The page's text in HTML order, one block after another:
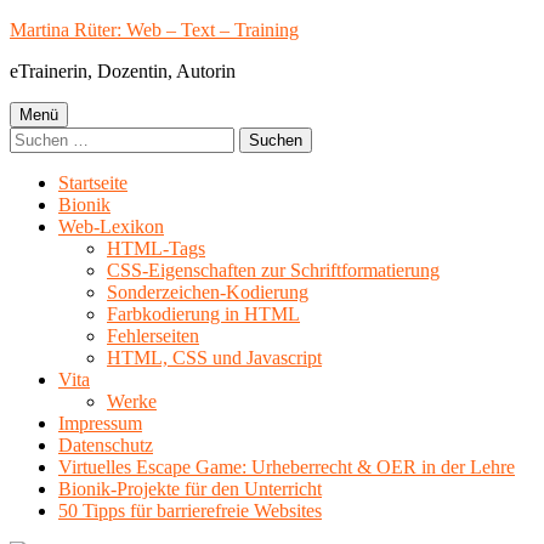
Springe
Inhalt
Martina Rüter: Web – Text – Training
eTrainerin, Dozentin, Autorin
Primäres
Menü
Menü
Suchen
nach:
Startseite
Bionik
Web-Lexikon
HTML-Tags
CSS-Eigenschaften zur Schriftformatierung
Sonderzeichen-Kodierung
Farbkodierung in HTML
Fehlerseiten
HTML, CSS und Javascript
Vita
Werke
Impressum
Datenschutz
Virtuelles Escape Game: Urheberrecht & OER in der Lehre
Bionik-Projekte für den Unterricht
50 Tipps für barrierefreie Websites